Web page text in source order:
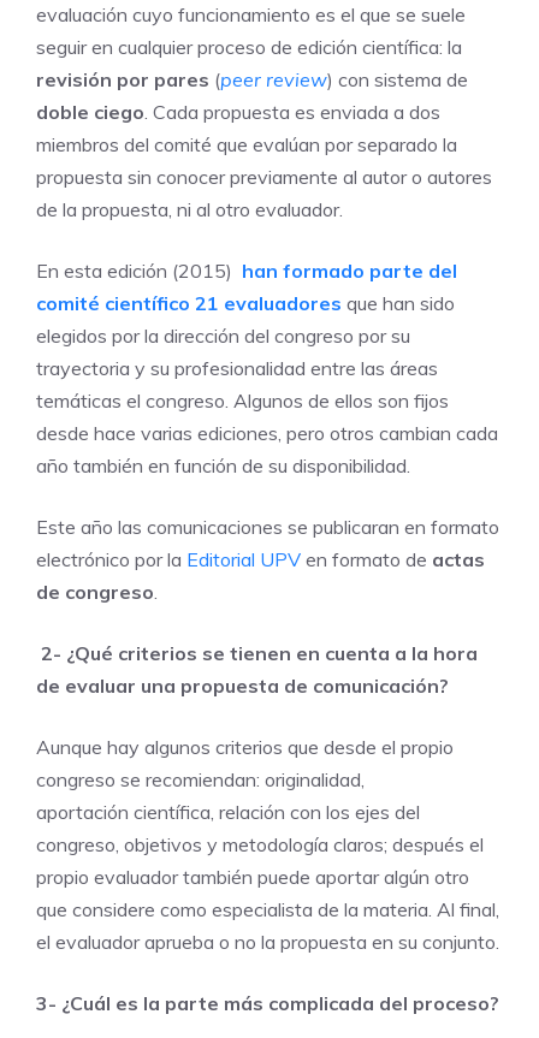
evaluación cuyo funcionamiento es el que se suele
seguir en cualquier proceso de edición científica: la
revisión por pares (peer review) con sistema de
doble ciego . Cada propuesta es enviada a dos
miembros del comité que evalúan por separado la
propuesta sin conocer previamente al autor o autores
de la propuesta, ni al otro evaluador.
En esta edición (2015) han formado parte del
comité científico 21 evaluadores que han sido
elegidos por la dirección del congreso por su
trayectoria y su profesionalidad entre las áreas
temáticas el congreso. Algunos de ellos son fijos
desde hace varias ediciones, pero otros cambian cada
año también en función de su disponibilidad.
Este año las comunicaciones se publicaran en formato
electrónico por la Editorial UPV en formato de actas
de congreso
2- ¿Qué criterios se tienen en cuenta a la hora
de evaluar una propuesta de comunicación?
Aunque hay algunos criterios que desde el propio
congreso se recomiendan: originalidad,
aportación científica, relación con los ejes del
congreso, objetivos y metodología claros; después el
propio evaluador también puede aportar algún otro
que considere como especialista de la materia. Al final,
el evaluador aprueba o no la propuesta en su conjunto.
3- ¿Cuál es la parte más complicada del proceso?